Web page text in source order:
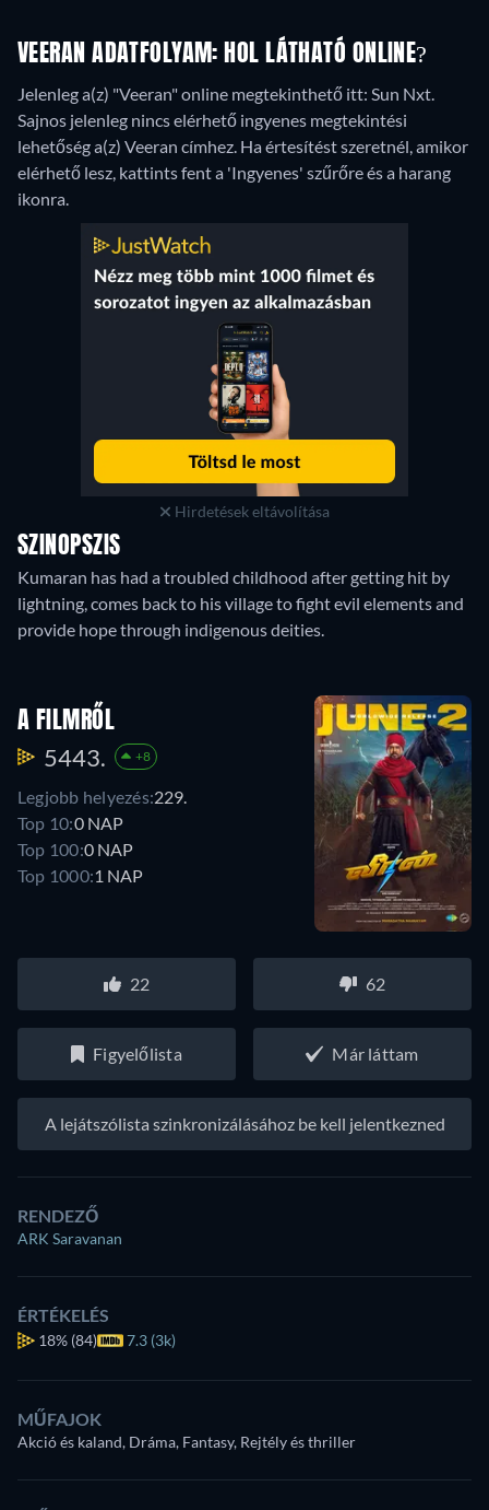
VEERAN ADATFOLYAM: HOL LÁTHATÓ ONLINE?
Jelenleg a(z) "Veeran" online megtekinthető itt: Sun Nxt.
Sajnos jelenleg nincs elérhető ingyenes megtekintési
lehetőség a(z) Veeran címhez. Ha értesítést szeretnél, amikor
elérhető lesz, kattints fent a 'Ingyenes' szűrőre és a harang
ikonra.
Hirdetések eltávolítása
SZINOPSZIS
Kumaran has had a troubled childhood after getting hit by
lightning, comes back to his village to fight evil elements and
provide hope through indigenous deities.
A FILMRŐL
5443. +8
Legjobb helyezés:229.
Top 10:0 NAP
Top 100:0 NAP
Top 1000:1 NAP
22 62
Figyelőlista Már láttam
A lejátszólista szinkronizálásához be kell jelentkezned
RENDEZŐ
ARK Saravanan
ÉRTÉKELÉS
18% (84) 7.3 (3k)
MŰFAJOK
Akció és kaland, Dráma, Fantasy, Rejtély és thriller